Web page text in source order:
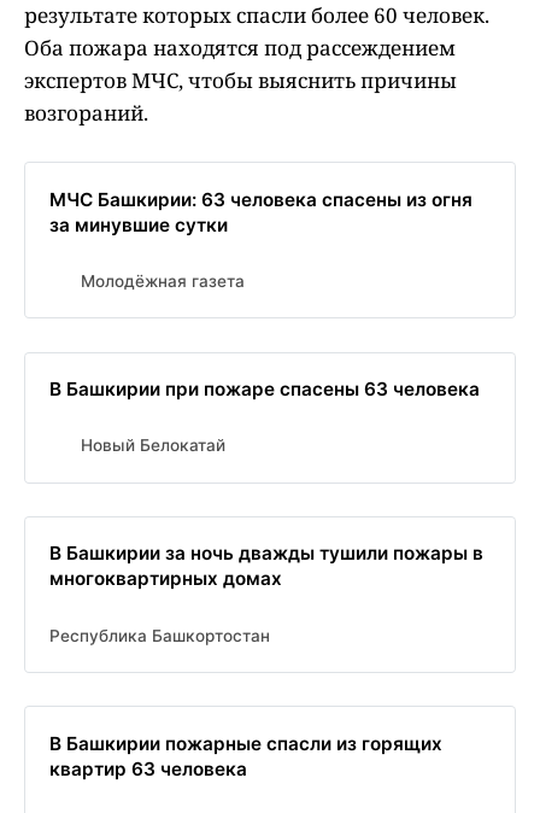
результате которых спасли более 60 человек.
Оба пожара находятся под рассеждением
экспертов МЧС, чтобы выяснить причины
возгораний.
МЧС Башкирии: 63 человека спасены из огня
за минувшие сутки
Молодёжная газета
В Башкирии при пожаре спасены 63 человека
Новый Белокатай
В Башкирии за ночь дважды тушили пожары в
многоквартирных домах
Республика Башкортостан
В Башкирии пожарные спасли из горящих
квартир 63 человека